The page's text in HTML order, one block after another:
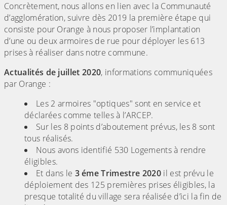
Concrètement, nous allons en lien avec la Communauté
d’agglomération, suivre dès 2019 la première étape qui
consiste pour Orange à nous proposer l’implantation
d’une ou deux armoires de rue pour déployer les 613
prises à réaliser dans notre commune.
Actualités de juillet 2020, informations communiquées
par Orange :
Les 2 armoires "optiques" sont en service et
déclarées comme telles à l’ARCEP.
Sur les 8 points d’aboutement prévus, les 8 sont
tous réalisés.
Nous avons identifié 530 Logements à rendre
éligibles.
Et dans le 3 éme Trimestre 2020 il est prévu le
déploiement des 125 premières prises éligibles, la
presque totalité du village sera réalisée d’ici la fin de